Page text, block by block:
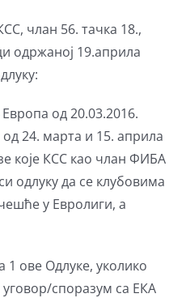
члан 56. тачка 18.,
одржаној 19.априла
од 20.03.2016.
24. марта и 15. априла
које КСС као члан ФИБА
одлуку да се клубовима
у Евролиги, а
1 ове Одлуке, уколико
споразум са ЕКА